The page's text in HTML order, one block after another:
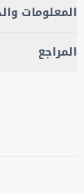
المعلومات
المراجع